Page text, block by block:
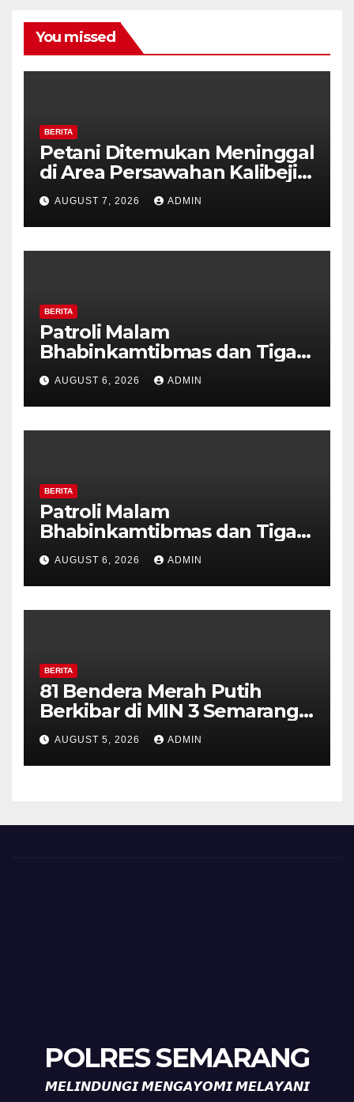
You missed
BERITA
Petani Ditemukan Meninggal
di Area Persawahan Kalibeji,
Polisi Pastikan Tidak Ada
Tanda Kekerasan
AUGUST 7, 2026 ADMIN
BERITA
Patroli Malam
Bhabinkamtibmas dan Tiga
Pilar Kelurahan Ungaran
Perkuat Kamtibmas, Warga
Diajak Aktifkan Ronda
AUGUST 6, 2026 ADMIN
BERITA
Patroli Malam
Bhabinkamtibmas dan Tiga
Pilar Kelurahan Ungaran
Perkuat Kamtibmas, Warga
Diajak Aktifkan Ronda
AUGUST 6, 2026 ADMIN
BERITA
81 Bendera Merah Putih
Berkibar di MIN 3 Semarang,
Bhabinkamtibmas Desa
Timpik Hadiri Peringatan
HUT ke-81 Kemerdekaan RI
AUGUST 5, 2026 ADMIN
POLRES SEMARANG
𝙈𝙀𝙇𝙄𝙉𝘿𝙐𝙉𝙂𝙄 𝙈𝙀𝙉𝙂𝘼𝙔𝙊𝙈𝙄 𝙈𝙀𝙇𝘼𝙔𝘼𝙉𝙄